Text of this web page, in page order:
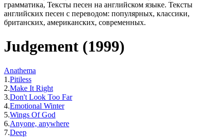
Judgement (1999)
Anathema
1.Pitiless
2.Make It Right
3.Don't Look Too Far
4.Emotional Winter
5.Wings Of God
6.Anyone, anywhere
7.Deep